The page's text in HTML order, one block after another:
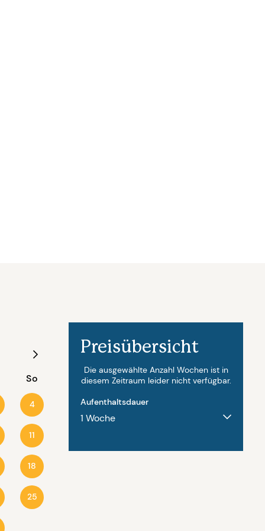
So
4
11
18
25
August - 2027
Mo Di Mi Do
Preisübersicht
Die ausgewählte Anzahl Wochen ist in
diesem Zeitraum leider nicht verfügbar.
Aufenthaltsdauer